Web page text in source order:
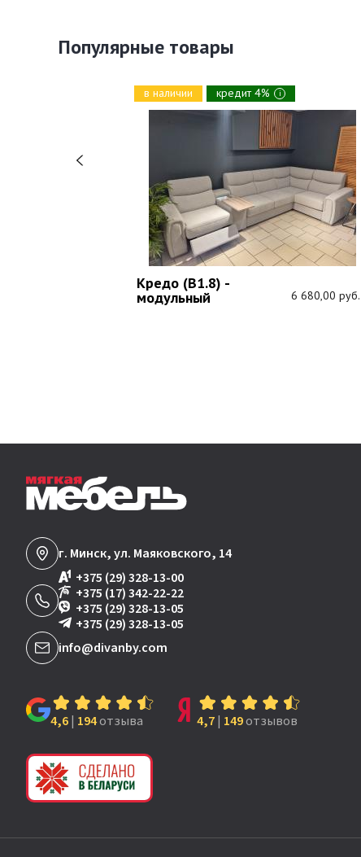
Популярные товары
в наличии кредит 4% i
Кредо (В1.8) -
модульный 6 680,00 руб.
г. Минск, ул. Маяковского, 14
+375 (29) 328-13-00
+375 (17) 342-22-22
+375 (29) 328-13-05
+375 (29) 328-13-05
info@divanby.com
4,6| 194отзыва 4,7| 149отзывов